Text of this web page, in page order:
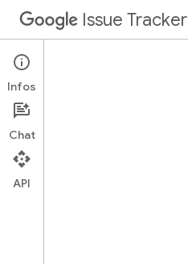
Issue Tracker
Documentation
Premiers pas
Infos
Chat
API